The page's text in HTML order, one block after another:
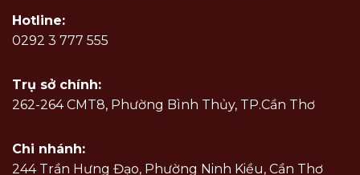
Hotline:
0292 3 777 555
Trụ sở chính:
262-264 CMT8, Phường Bình Thủy, TP.Cần Thơ
Chi nhánh:
244 Trần Hưng Đạo, Phường Ninh Kiều, Cần Thơ